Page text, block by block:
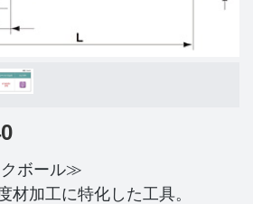
ボール≫
材加工に特化した工具。